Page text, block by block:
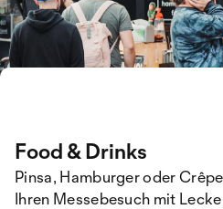
Food & Drinks
Pinsa, Hamburger oder
Ihren Messebesuch mit